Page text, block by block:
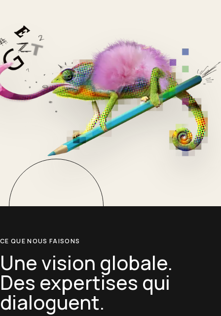
CE QUE NOUS FAISONS
Une vision globale.
Des expertises qui
dialoguent.